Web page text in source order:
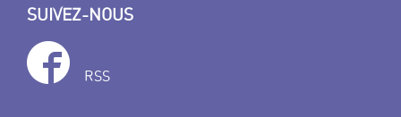
SUIVEZ-NOUS
RSS